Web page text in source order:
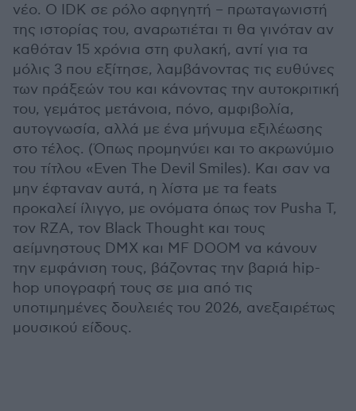
νέο. Ο IDK σε ρόλο αφηγητή – πρωταγωνιστή
της ιστορίας του, αναρωτιέται τι θα γινόταν αν
καθόταν 15 χρόνια στη φυλακή, αντί για τα
μόλις 3 που εξίτησε, λαμβάνοντας τις ευθύνες
των πράξεών του και κάνοντας την αυτοκριτική
του, γεμάτος μετάνοια, πόνο, αμφιβολία,
αυτογνωσία, αλλά με ένα μήνυμα εξιλέωσης
στο τέλος. (Όπως προμηνύει και το ακρωνύμιο
του τίτλου «Even The Devil Smiles). Και σαν να
μην έφταναν αυτά, η λίστα με τα feats
προκαλεί ίλιγγο, με ονόματα όπως τον Pusha T,
τον RZA, τον Black Thought και τους
αείμνηστους DMX και MF DOOM να κάνουν
την εμφάνιση τους, βάζοντας την βαριά hip-
hop υπογραφή τους σε μια από τις
υποτιμημένες δουλειές του 2026, ανεξαιρέτως
μουσικού είδους.